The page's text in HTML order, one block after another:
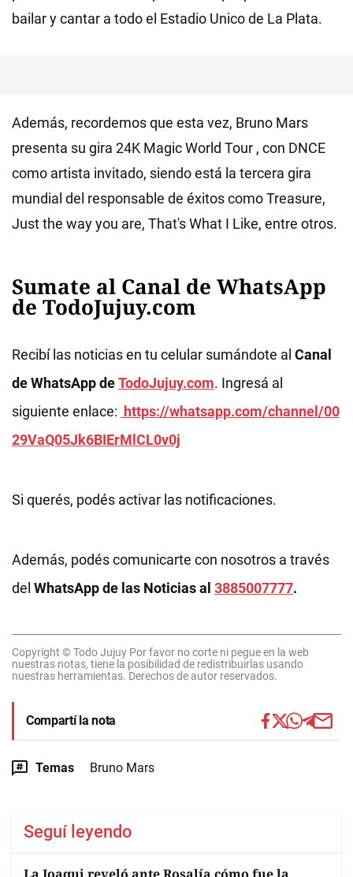
bailar y cantar a todo el Estadio Unico de La Plata.
Además, recordemos que esta vez, Bruno Mars
presenta su gira 24K Magic World Tour , con DNCE
como artista invitado, siendo está la tercera gira
mundial del responsable de éxitos como Treasure,
Just the way you are, That's What I Like, entre otros.
Sumate al Canal de WhatsApp
de TodoJujuy.com
Recibí las noticias en tu celular sumándote al Canal
de WhatsApp deTodoJujuy.com. Ingresá al
siguiente enlace: https://whatsapp.com/channel/00
29VaQ05Jk6BIErMlCL0v0j
Si querés, podés activar las notificaciones.
Además, podés comunicarte con nosotros a través
del WhatsApp de las Noticias al 3885007777.
Copyright © Todo Jujuy Por favor no corte ni pegue en la web
nuestras notas, tiene la posibilidad de redistribuirlas usando
nuestras herramientas. Derechos de autor reservados.
Compartí la nota
Temas Bruno Mars
Seguí leyendo